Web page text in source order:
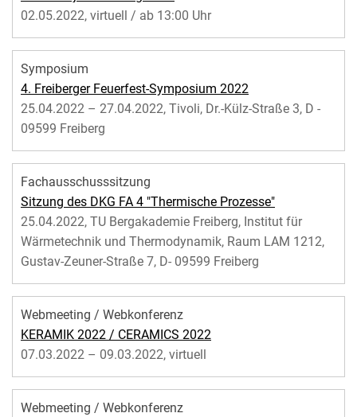
02.05.2022, virtuell / ab 13:00 Uhr
Symposium
4. Freiberger Feuerfest-Symposium 2022
25.04.2022 – 27.04.2022, Tivoli, Dr.-Külz-Straße 3, D -
09599 Freiberg
Fachausschusssitzung
Sitzung des DKG FA 4 "Thermische Prozesse"
25.04.2022, TU Bergakademie Freiberg, Institut für
Wärmetechnik und Thermodynamik, Raum LAM 1212,
Gustav-Zeuner-Straße 7, D- 09599 Freiberg
Webmeeting / Webkonferenz
KERAMIK 2022 / CERAMICS 2022
07.03.2022 – 09.03.2022, virtuell
Webmeeting / Webkonferenz